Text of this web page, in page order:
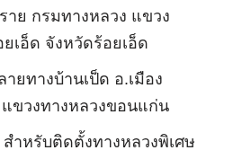
าย กรมทางหลวง แขวง
เอ็ด จังหวัดร้อยเอ็ด
ายทางบ้านเป็ด อ.เมือง
ขวงทางหลวงขอนแก่น
สำหรับติดตั้งทางหลวงพิเศษ